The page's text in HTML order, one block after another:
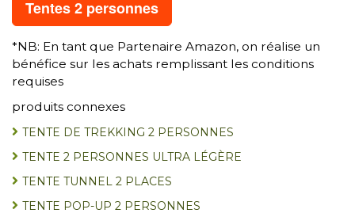
Tentes 2 personnes
*NB: En tant que Partenaire Amazon, on réalise un
bénéfice sur les achats remplissant les conditions
requises
produits connexes
TENTE DE TREKKING 2 PERSONNES
TENTE 2 PERSONNES ULTRA LÉGÈRE
TENTE TUNNEL 2 PLACES
TENTE POP-UP 2 PERSONNES